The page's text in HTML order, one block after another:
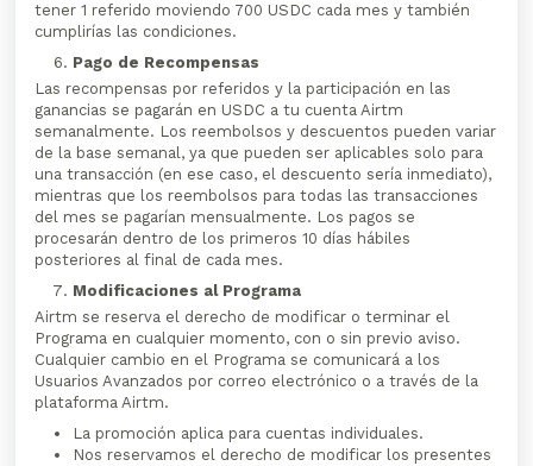
tener 1 referido moviendo 700 USDC cada mes y también
cumplirías las condiciones.
Pago de Recompensas
Las recompensas por referidos y la participación en las
ganancias se pagarán en USDC a tu cuenta Airtm
semanalmente. Los reembolsos y descuentos pueden variar
de la base semanal, ya que pueden ser aplicables solo para
una transacción (en ese caso, el descuento sería inmediato),
mientras que los reembolsos para todas las transacciones
del mes se pagarían mensualmente. Los pagos se
procesarán dentro de los primeros 10 días hábiles
posteriores al final de cada mes.
Modificaciones al Programa
Airtm se reserva el derecho de modificar o terminar el
Programa en cualquier momento, con o sin previo aviso.
Cualquier cambio en el Programa se comunicará a los
Usuarios Avanzados por correo electrónico o a través de la
plataforma Airtm.
La promoción aplica para cuentas individuales.
Nos reservamos el derecho de modificar los presentes